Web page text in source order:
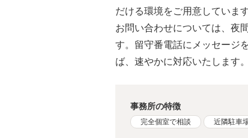
だける環境をご用意しています
お問い合わせについては、夜
す。留守番電話にメッセージ
ば、速やかに対応いたします。
事務所の特徴
完全個室で相談 近隣駐車